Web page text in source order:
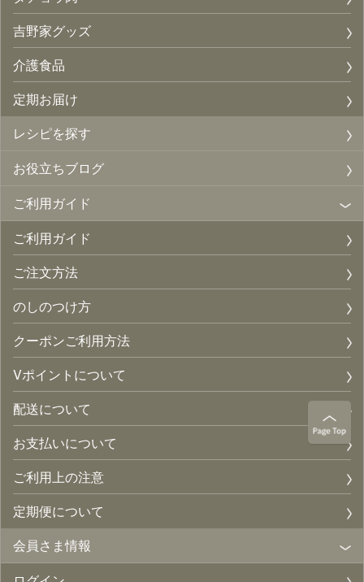
吉野家グッズ
介護食品
定期お届け
レシピを探す
お役立ちブログ
ご利用ガイド
ご利用ガイド
ご注文方法
のしのつけ方
クーポンご利用方法
Vポイントについて
配送について
お支払いについて
ご利用上の注意
定期便について
会員さま情報